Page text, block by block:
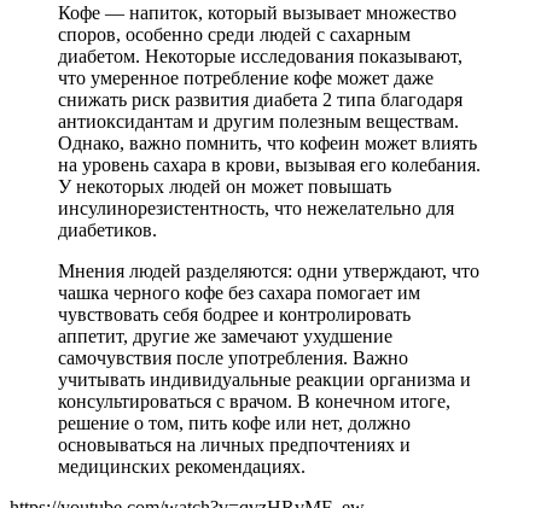
Кофе — напиток, который вызывает множество
споров, особенно среди людей с сахарным
диабетом. Некоторые исследования показывают,
что умеренное потребление кофе может даже
снижать риск развития диабета 2 типа благодаря
антиоксидантам и другим полезным веществам.
Однако, важно помнить, что кофеин может влиять
на уровень сахара в крови, вызывая его колебания.
У некоторых людей он может повышать
инсулинорезистентность, что нежелательно для
диабетиков.
Мнения людей разделяются: одни утверждают, что
чашка черного кофе без сахара помогает им
чувствовать себя бодрее и контролировать
аппетит, другие же замечают ухудшение
самочувствия после употребления. Важно
учитывать индивидуальные реакции организма и
консультироваться с врачом. В конечном итоге,
решение о том, пить кофе или нет, должно
основываться на личных предпочтениях и
медицинских рекомендациях.